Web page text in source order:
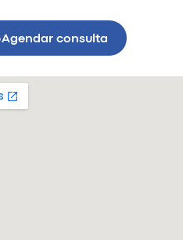
Agendar consulta